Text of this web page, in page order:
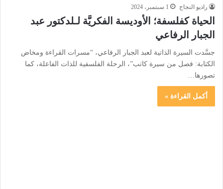
راديو النجاح 1 سبتمبر، 2024
الحياة كفلسفة؛ الأوديسة الفكريَّة لـلدكتور عبد
الجبار الرفاعي
جسَّدت السيرة الذاتية لعبد الجبار الرفاعي، “مسرات القراءة ومخاض
الكتابة: فصل من سيرة كاتب”، الرحلة الفلسفية للذات الفاعلة، كما
تصورها…
أكمل القراءة »